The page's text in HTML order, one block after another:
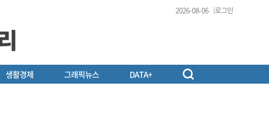
2026-08-06 로그인
생활경제 그래픽뉴스 DATA+